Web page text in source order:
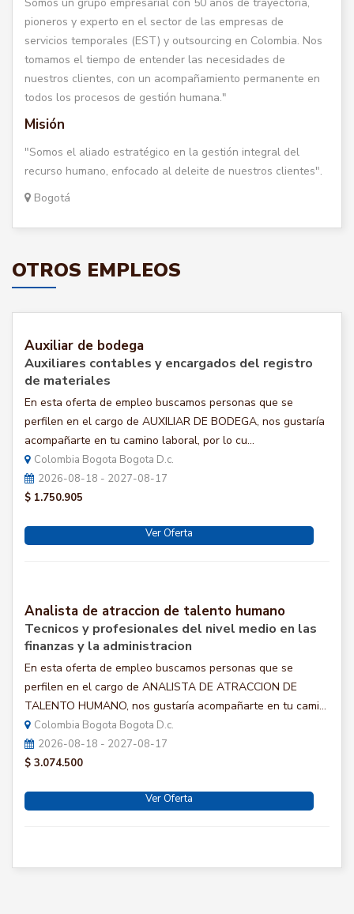
pioneros y experto en el sector de las empresas de
servicios temporales (EST) y outsourcing en Colombia. Nos
tomamos el tiempo de entender las necesidades de
nuestros clientes, con un acompañamiento permanente en
todos los procesos de gestión humana."
Misión
"Somos el aliado estratégico en la gestión integral del
recurso humano, enfocado al deleite de nuestros clientes".
Bogotá
OTROS EMPLEOS
Auxiliar de bodega
Auxiliares contables y encargados del registro
de materiales
En esta oferta de empleo buscamos personas que se
perfilen en el cargo de AUXILIAR DE BODEGA, nos gustaría
acompañarte en tu camino laboral, por lo cu...
Colombia Bogota Bogota D.c.
2026-08-18 - 2027-08-17
$ 1.750.905
Ver Oferta
Analista de atraccion de talento humano
Tecnicos y profesionales del nivel medio en las
finanzas y la administracion
En esta oferta de empleo buscamos personas que se
perfilen en el cargo de ANALISTA DE ATRACCION DE
TALENTO HUMANO, nos gustaría acompañarte en tu cami...
Colombia Bogota Bogota D.c.
2026-08-18 - 2027-08-17
$ 3.074.500
Ver Oferta